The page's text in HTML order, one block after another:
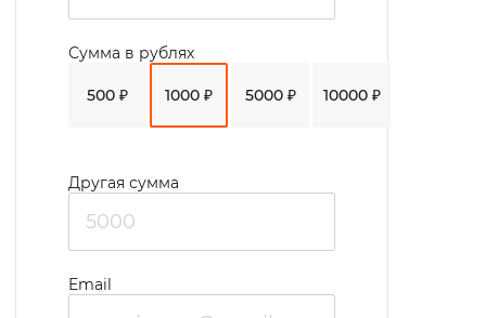
500 ₽ 1000 ₽ 5000 ₽ 10000 ₽
Сумма в рублях
Другая сумма
Email